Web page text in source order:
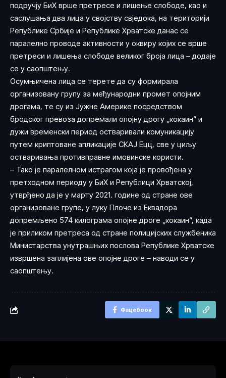
подручју БиХ врше претресе и лишење слободе, као и
саслушања два лица у својству свједока, на територији
Републике Србије и Републике Хрватске данас се
паралелно проводе активности у оквиру којих се врше
претреси и лишења слободе великог броја лица – додаје
се у саопштењу.
Осумњичена лица се терете да су формирала
организовану групу за међународни промет опојним
дрогама, те су из Јужне Америке посредством
бродског превоза допремали опојну дрогу „кокаин“ и
дужи временски период остваривали комуникацију
путем криптоване апликације СКАЈ Ецц, све у циљу
остваривања противправне имовинске користи.
– Тако је паралелном истрагом која је провођена у
претходном периоду у БиХ и Републици Хрватској,
утврђено да је у марту 2021. године од стране ове
организоване групе, у луку Плоче из Еквадора
допремљено 574 килограма опојне дроге „кокаин“, када
је приликом претреса од стране полицијских службеника
Министарства унутрашњих послова Републике Хрватске
извршена заплијена ове опојне дроге – наводи се у
саопштењу.
Фацебоок